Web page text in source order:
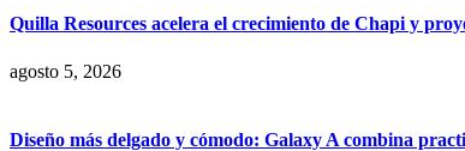
Quilla Resources acelera el crecimiento de Chapi y
agosto 5, 2026
Diseño más delgado y cómodo: Galaxy A combina